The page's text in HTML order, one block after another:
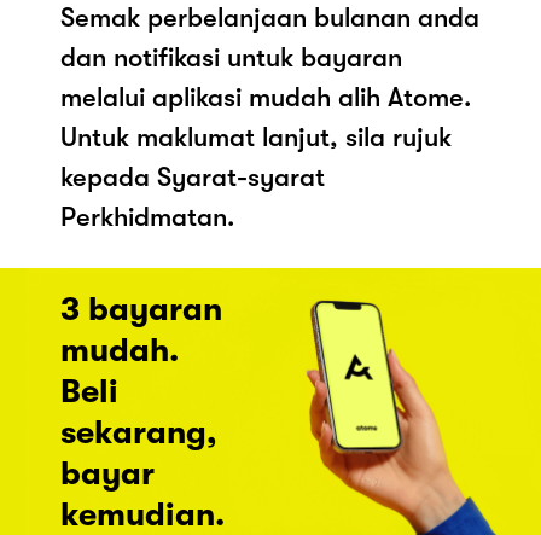
Semak perbelanjaan bulanan anda
dan notifikasi untuk bayaran
melalui aplikasi mudah alih Atome.
Untuk maklumat lanjut, sila rujuk
kepada Syarat-syarat
Perkhidmatan.
3 bayaran
mudah.
Beli
sekarang,
bayar
kemudian.